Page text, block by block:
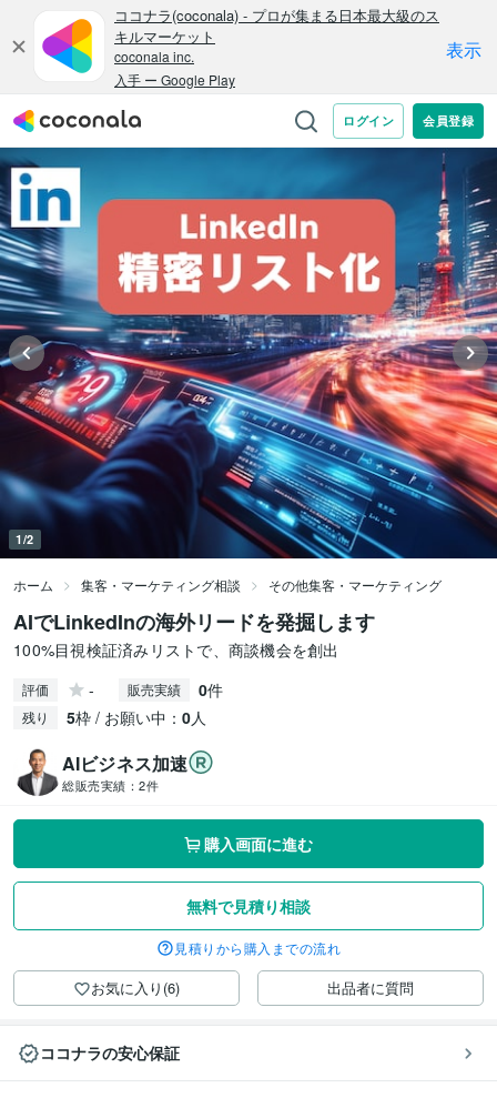
1/2
ホーム 集客・マーケティング相談 その他集客・マーケティング
AIでLinkedInの海外リードを発掘します
100%目視検証済みリストで、商談機会を創出
評価 - 販売実績 0件
残り 5枠 / お願い中： 0人
AIビジネス加速
総販売実績： 2件
購入画面に進む
無料で見積り相談
見積りから購入までの流れ
お気に入り(6) 出品者に質問
ココナラの安心保証